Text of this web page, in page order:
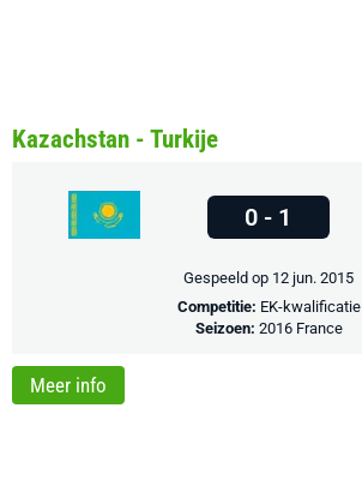
Kazachstan - Turkije
0 - 1
Gespeeld op 12 jun. 2015
Competitie: EK-kwalificatie
Seizoen: 2016 France
Meer info